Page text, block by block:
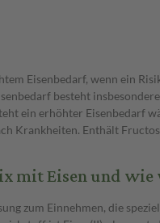
Eisenbedarf, wenn ein
besteht
ein erhöhter Eisenbedarf
Krankheiten. Enthält
mit Eisen und
zum Einnehmen, die